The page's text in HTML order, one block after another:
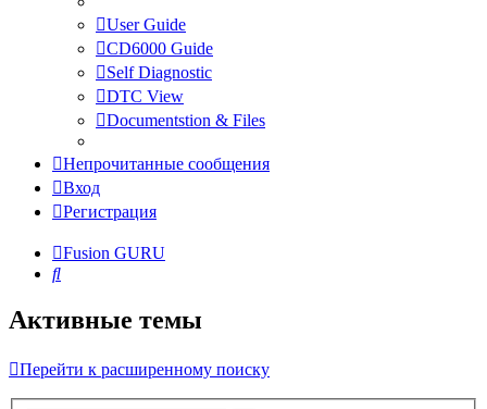
User Guide
CD6000 Guide
Self Diagnostic
DTC View
Documentstion & Files
Непрочитанные сообщения
Вход
Регистрация
Fusion GURU
Поиск
Активные темы
Перейти к расширенному поиску